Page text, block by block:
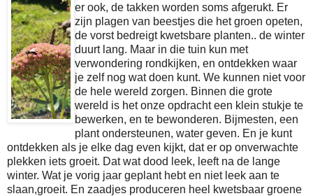
er ook, de takken worden soms afgerukt. Er
zijn plagen van beestjes die het groen opeten,
de vorst bedreigt kwetsbare planten.. de winter
duurt lang. Maar in die tuin kun met
verwondering rondkijken, en ontdekken waar
je zelf nog wat doen kunt. We kunnen niet voor
de hele wereld zorgen. Binnen die grote
wereld is het onze opdracht een klein stukje te
bewerken, en te bewonderen. Bijmesten, een
plant ondersteunen, water geven. En je kunt
ontdekken als je elke dag even kijkt, dat er op onverwachte
plekken iets groeit. Dat wat dood leek, leeft na de lange
winter. Wat je vorig jaar geplant hebt en niet leek aan te
slaan,groeit. En zaadjes produceren heel kwetsbaar groene